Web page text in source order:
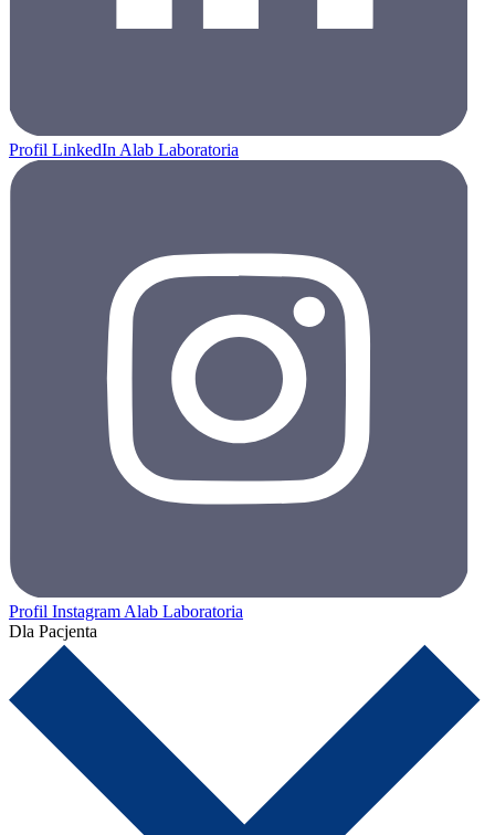
Profil LinkedIn Alab Laboratoria
Profil Instagram Alab Laboratoria
Dla Pacjenta